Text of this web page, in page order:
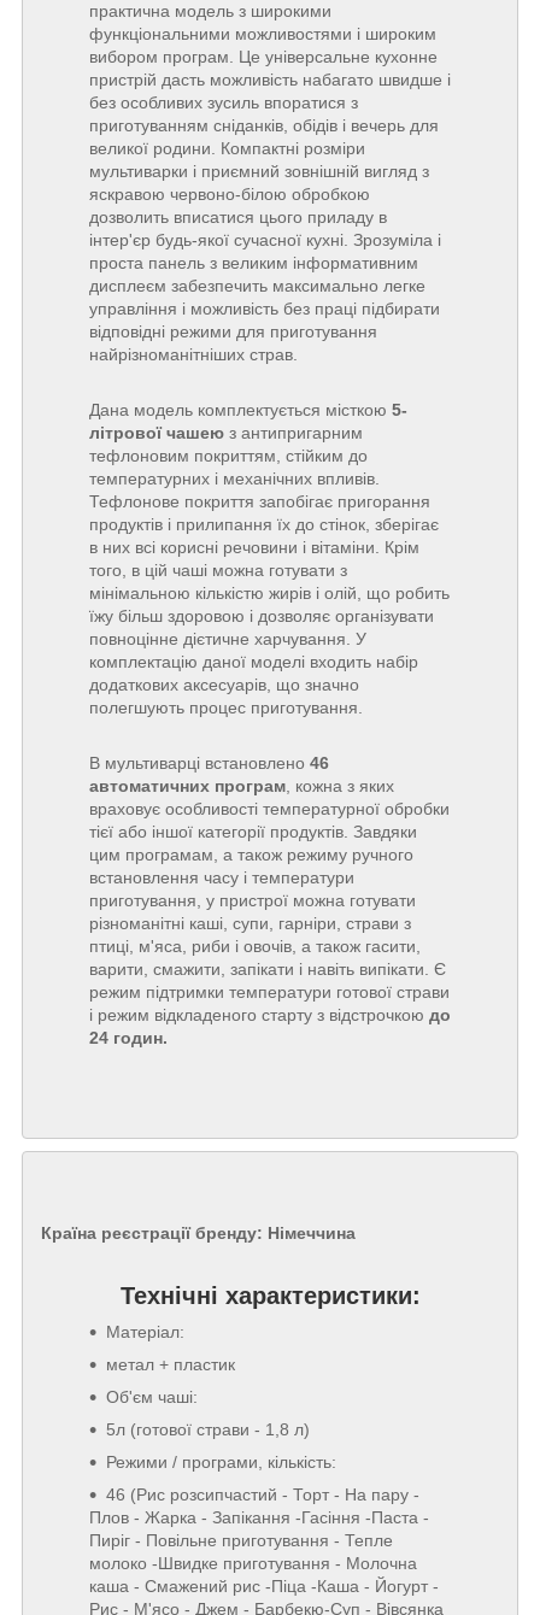
практична модель з широкими
функціональними можливостями і широким
вибором програм. Це універсальне кухонне
пристрій дасть можливість набагато швидше і
без особливих зусиль впоратися з
приготуванням сніданків, обідів і вечерь для
великої родини. Компактні розміри
мультиварки і приємний зовнішній вигляд з
яскравою червоно-білою обробкою
дозволить вписатися цього приладу в
інтер'єр будь-якої сучасної кухні. Зрозуміла і
проста панель з великим інформативним
дисплеєм забезпечить максимально легке
управління і можливість без праці підбирати
відповідні режими для приготування
найрізноманітніших страв.
Дана модель комплектується місткою 5-
літрової чашею з антипригарним
тефлоновим покриттям, стійким до
температурних і механічних впливів.
Тефлонове покриття запобігає пригорання
продуктів і прилипання їх до стінок, зберігає
в них всі корисні речовини і вітаміни. Крім
того, в цій чаші можна готувати з
мінімальною кількістю жирів і олій, що робить
їжу більш здоровою і дозволяє організувати
повноцінне дієтичне харчування. У
комплектацію даної моделі входить набір
додаткових аксесуарів, що значно
полегшують процес приготування.
В мультиварці встановлено 46
автоматичних програм, кожна з яких
враховує особливості температурної обробки
тієї або іншої категорії продуктів. Завдяки
цим програмам, а також режиму ручного
встановлення часу і температури
приготування, у пристрої можна готувати
різноманітні каші, супи, гарніри, страви з
птиці, м'яса, риби і овочів, а також гасити,
варити, смажити, запікати і навіть випікати. Є
режим підтримки температури готової страви
і режим відкладеного старту з відстрочкою до
24 годин.
Технічні характеристики:
Матеріал:
метал + пластик
Об'єм чаші:
5л (готової страви - 1,8 л)
Режими / програми, кількість:
46 (Рис розсипчастий - Торт - На пару -
Плов - Жарка - Запікання -Гасіння -Паста -
Пиріг - Повільне приготування - Тепле
молоко -Швидке приготування - Молочна
каша - Смажений рис -Піца -Каша - Йогурт -
Рис - М'ясо - Джем - Барбекю-Суп - Вівсянка
Країна реєстрації бренду: Німеччина